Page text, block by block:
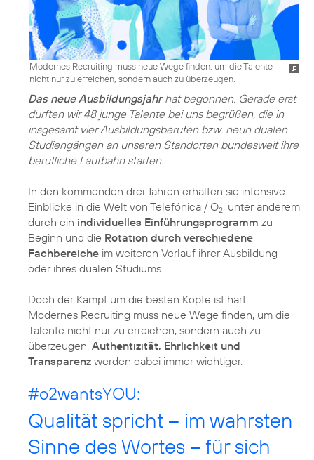
Modernes Recruiting muss neue Wege finden, um die Talente
nicht nur zu erreichen, sondern auch zu überzeugen.
Das neue Ausbildungsjahrhat begonnen. Gerade erst
durften wir 48 junge Talente bei uns begrüßen, die in
insgesamt vier Ausbildungsberufen bzw. neun dualen
Studiengängen an unseren Standorten bundesweit ihre
berufliche Laufbahn starten.
In den kommenden drei Jahren erhalten sie intensive
Einblicke in die Welt von Telefónica / O2, unter anderem
durch ein individuelles Einführungsprogramm zu
Beginn und die Rotation durch verschiedene
Fachbereiche im weiteren Verlauf ihrer Ausbildung
oder ihres dualen Studiums.
Doch der Kampf um die besten Köpfe ist hart.
Modernes Recruiting muss neue Wege finden, um die
Talente nicht nur zu erreichen, sondern auch zu
überzeugen. Authentizität, Ehrlichkeit und
Transparenz werden dabei immer wichtiger.
#o2wantsYOU:
Qualität spricht – im wahrsten
Sinne des Wortes – für sich